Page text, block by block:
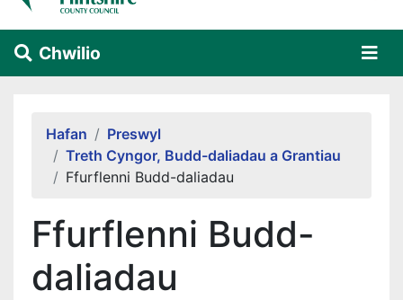
Chwilio
Hafan
Preswyl
Treth Cyngor, Budd-daliadau a Grantiau
Ffurflenni Budd-daliadau
Ffurflenni Budd-
daliadau